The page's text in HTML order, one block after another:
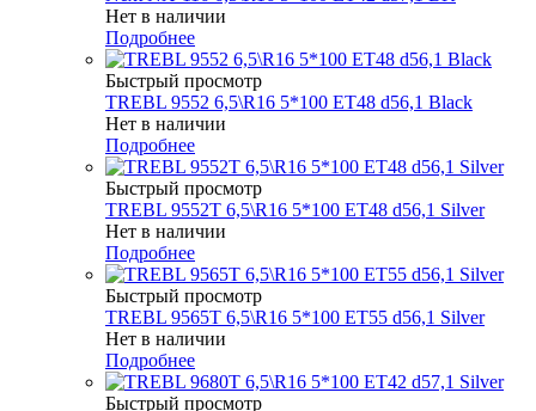
Нет в наличии
Подробнее
Быстрый просмотр
TREBL 9552 6,5\R16 5*100 ET48 d56,1 Black
Нет в наличии
Подробнее
Быстрый просмотр
TREBL 9552T 6,5\R16 5*100 ET48 d56,1 Silver
Нет в наличии
Подробнее
Быстрый просмотр
TREBL 9565T 6,5\R16 5*100 ET55 d56,1 Silver
Нет в наличии
Подробнее
Быстрый просмотр